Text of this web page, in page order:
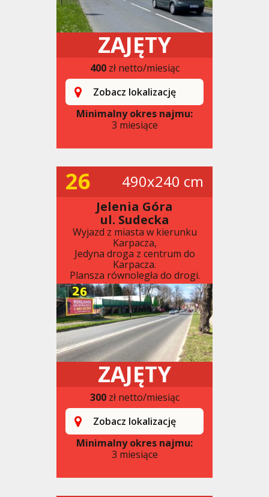
ZAJĘTY
400zł netto/miesiąc
Zobacz lokalizację
Minimalny okres najmu:
3 miesiące
26 490x240 cm
Jelenia Góra
ul. Sudecka
Wyjazd z miasta w kierunku
Karpacza,
Jedyna droga z centrum do
Karpacza.
Plansza równoległa do drogi.
ZAJĘTY
300zł netto/miesiąc
Zobacz lokalizację
Minimalny okres najmu:
3 miesiące